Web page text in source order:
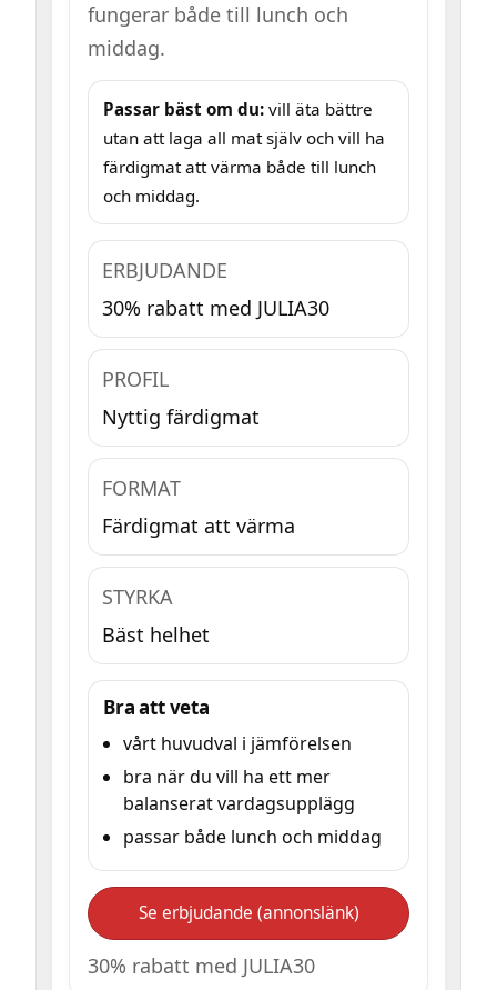
fungerar både till lunch och
middag.
Passar bäst om du: vill äta bättre
utan att laga all mat själv och vill ha
färdigmat att värma både till lunch
och middag.
ERBJUDANDE
30% rabatt med JULIA30
PROFIL
Nyttig färdigmat
FORMAT
Färdigmat att värma
STYRKA
Bäst helhet
Bra att veta
vårt huvudval i jämförelsen
bra när du vill ha ett mer
balanserat vardagsupplägg
passar både lunch och middag
Se erbjudande (annonslänk)
30% rabatt med JULIA30